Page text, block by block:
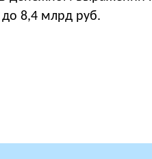
до 8,4 млрд руб.